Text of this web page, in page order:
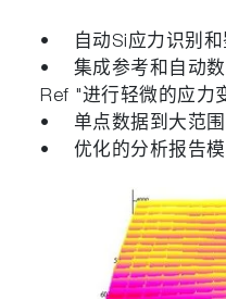
• 自动Si应力识别和
• 集成参考和自动数
Ref "进行轻微的应力
• 单点数据到大范围
• 优化的分析报告模